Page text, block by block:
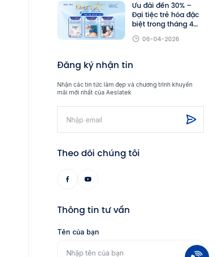
Ưu đãi đến 30% –
Đại tiệc trẻ hóa đặc
biệt trong tháng 4
tại Aeslatek
06-04-2026
Đăng ký nhận tin
Nhận các tin tức làm đẹp và chương trình khuyến
mãi mới nhất của Aeslatek
Theo dõi chúng tôi
Thông tin tư vấn
Tên của bạn